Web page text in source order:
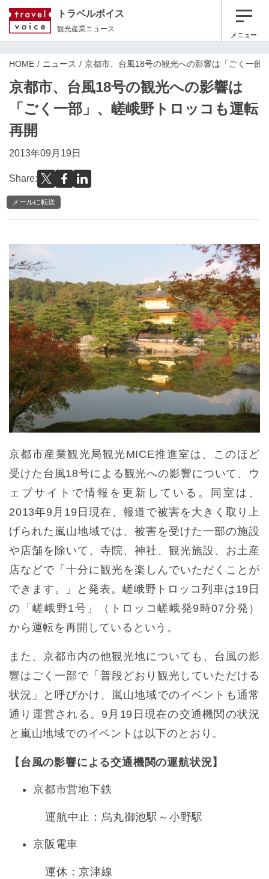
トラベルボイス
観光産業ニュース
メニュー
HOME ニュース 京都市、台風18号の観光への影響は「ごく一部
京都市、台風18号の観光への影響は
「ごく一部」、嵯峨野トロッコも運転
再開
2013年09月19日
Share:
メールに転送
京都市産業観光局観光MICE推進室は、このほど
受けた台風18号による観光への影響について、ウ
ェブサイトで情報を更新している。同室は、
2013年9月19日現在、報道で被害を大きく取り上
げられた嵐山地域では、被害を受けた一部の施設
や店舗を除いて、寺院、神社、観光施設、お土産
店などで「十分に観光を楽しんでいただくことが
できます。」と発表。嵯峨野トロッコ列車は19日
の「嵯峨野1号」（トロッコ嵯峨発9時07分発）
から運転を再開しているという。
また、京都市内の他観光地についても、台風の影
響はごく一部で「普段どおり観光していただける
状況」と呼びかけ、嵐山地域でのイベントも通常
通り運営される。9月19日現在の交通機関の状況
と嵐山地域でのイベントは以下のとおり。
【台風の影響による交通機関の運航状況】
京都市営地下鉄
運航中止：烏丸御池駅～小野駅
京阪電車
運休：京津線